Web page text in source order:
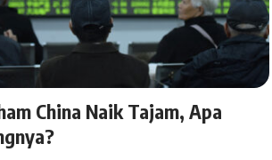
China Naik Tajam, Apa